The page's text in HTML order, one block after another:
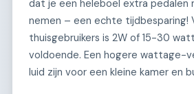
dat je een heleboel extra
nemen – een echte tijdbesparing!
thuisgebruikers is 2W of 15-30
voldoende. Een hogere wattage-
luid zijn voor een kleine kamer en